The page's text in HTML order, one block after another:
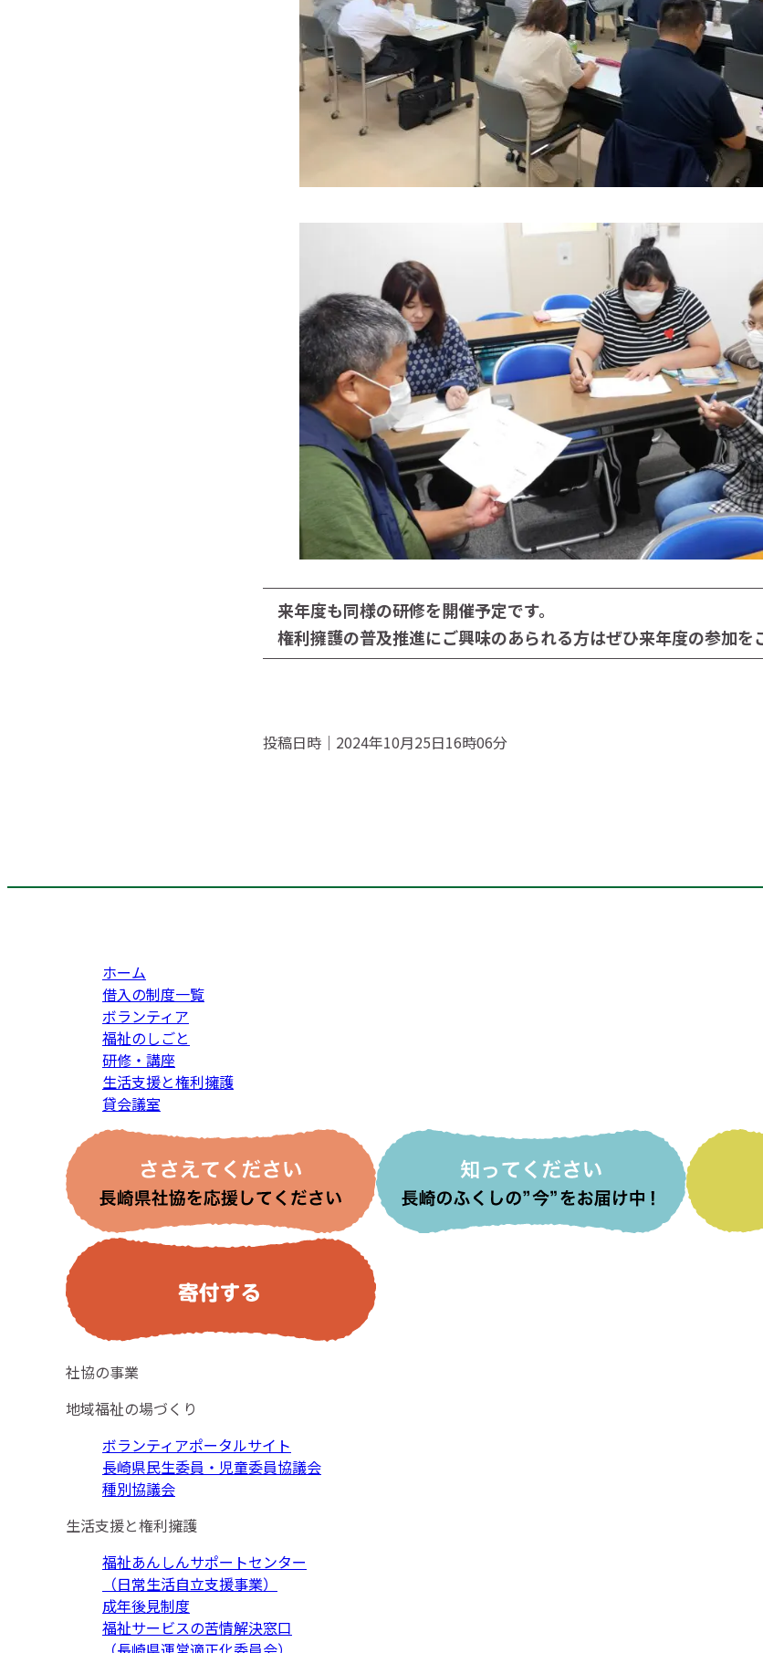
来年度も同様の研修を開催予定です。
権利擁護の普及推進にご興味のあられる方はぜひ来年度の参加を
投稿日時｜2024年10月25日16時06分
ホーム
借入の制度一覧
ボランティア
福祉のしごと
研修・講座
生活支援と権利擁護
貸会議室
社協の事業
地域福祉の場づくり
ボランティアポータルサイト
長崎県民生委員・児童委員協議会
種別協議会
生活支援と権利擁護
福祉あんしんサポートセンター
（日常生活自立支援事業）
成年後見制度
福祉サービスの苦情解決窓口